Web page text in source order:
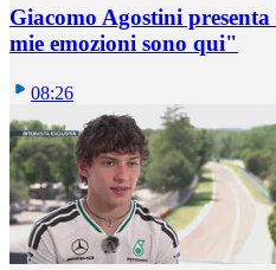
Giacomo Agostini
mie emozioni sono qui"
08:26